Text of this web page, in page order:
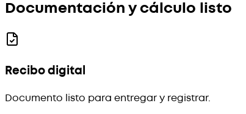
Documentación y cálculo listo
Recibo digital
Documento listo para entregar y registrar.